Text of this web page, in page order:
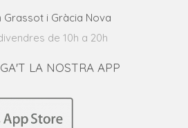
Grassot i Gràcia Nova
de 10h a 20h
LA NOSTRA APP